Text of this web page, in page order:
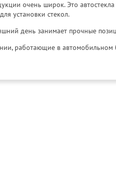
очень широк. Это
установки стекол.
день занимает прочные
работающие в автомобильном